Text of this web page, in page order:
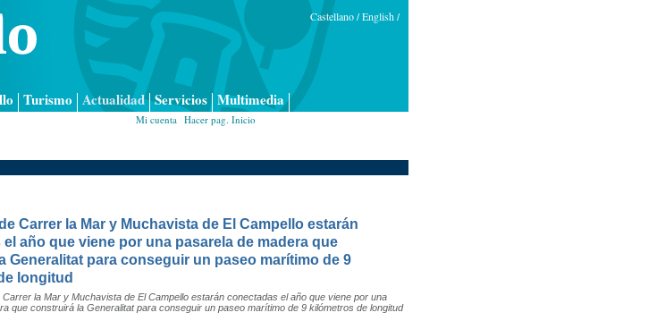
Castellano / English /
Turismo Actualidad Servicios Multimedia
Mi cuenta Hacer pag. Inicio
Carrer la Mar y Muchavista de El Campello estarán
año que viene por una pasarela de madera que
Generalitat para conseguir un paseo marítimo de 9
longitud
la Mar y Muchavista de El Campello estarán conectadas el año que viene por una
que construirá la Generalitat para conseguir un paseo marítimo de 9 kilómetros de longitud